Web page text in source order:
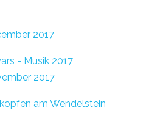
2017
- Musik 2017
2017
am Wendelstein